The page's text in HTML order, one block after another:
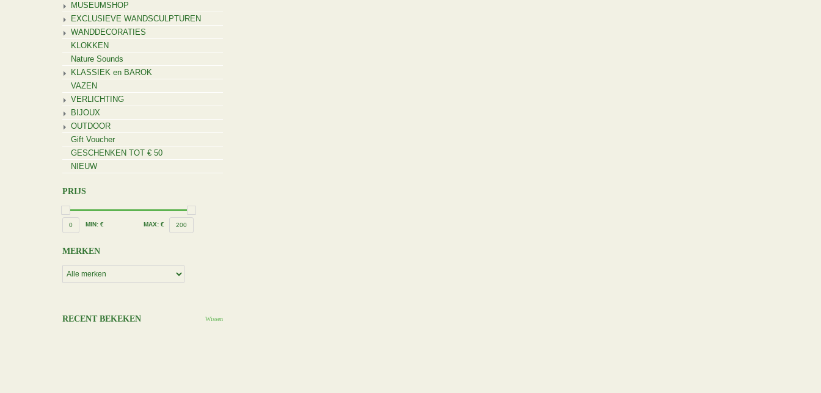
MUSEUMSHOP
EXCLUSIEVE WANDSCULPTUREN
WANDDECORATIES
KLOKKEN
Nature Sounds
KLASSIEK en BAROK
VAZEN
VERLICHTING
BIJOUX
OUTDOOR
Gift Voucher
GESCHENKEN TOT € 50
NIEUW
PRIJS
0 MIN: € MAX: € 200
MERKEN
RECENT BEKEKEN Wissen